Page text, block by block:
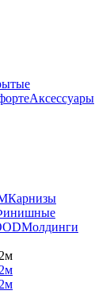
Аксессуары
Карнизы
Молдинги